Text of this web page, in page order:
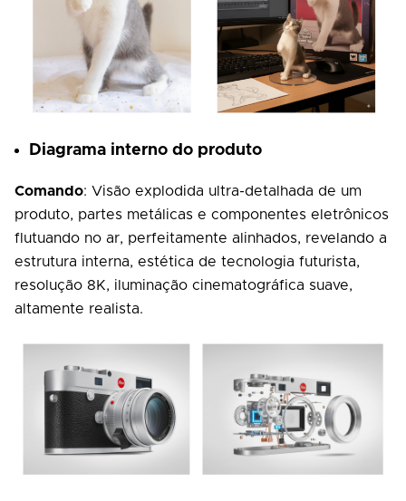
Diagrama interno do produto
Comando: Visão explodida ultra-detalhada de um
produto, partes metálicas e componentes eletrônicos
flutuando no ar, perfeitamente alinhados, revelando a
estrutura interna, estética de tecnologia futurista,
resolução 8K, iluminação cinematográfica suave,
altamente realista.